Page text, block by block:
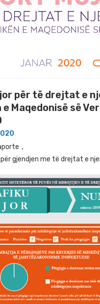
për të drejtat e
e Maqedonisë së
,
gjendjen me të drejtat e